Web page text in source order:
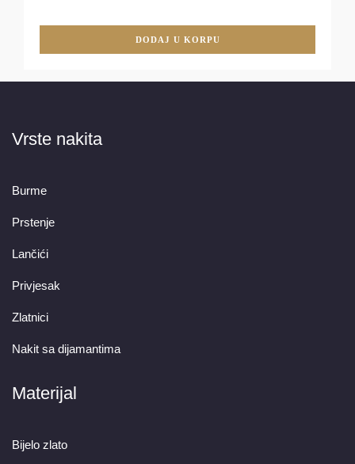
DODAJ U KORPU
Vrste nakita
Burme
Prstenje
Lančići
Privjesak
Zlatnici
Nakit sa dijamantima
Materijal
Bijelo zlato